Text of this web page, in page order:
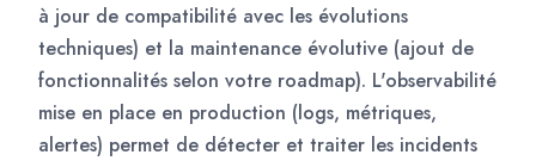
à jour de compatibilité avec les évolutions
techniques) et la maintenance évolutive (ajout de
fonctionnalités selon votre roadmap). L'observabilité
mise en place en production (logs, métriques,
alertes) permet de détecter et traiter les incidents